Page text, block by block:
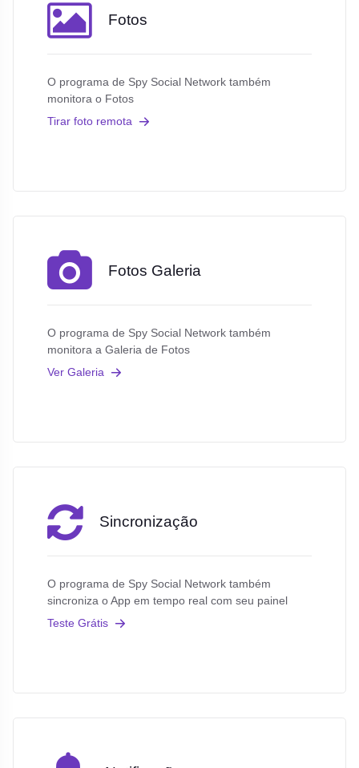
Fotos
O programa de Spy Social Network também
monitora o Fotos
Tirar foto remota
Fotos Galeria
O programa de Spy Social Network também
monitora a Galeria de Fotos
Ver Galeria
Sincronização
O programa de Spy Social Network também
sincroniza o App em tempo real com seu painel
Teste Grátis